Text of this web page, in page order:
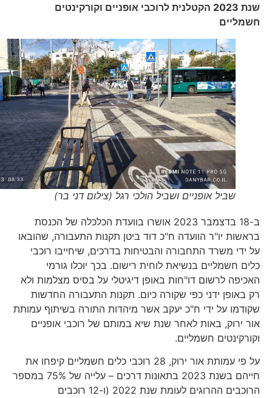
שנת 2023 הקטלנית לרוכבי אופניים וקורקינטים
חשמליים
שביל אופניים ושביל הולכי רגל (צילום דני בר)
ב-18 בדצמבר 2023 אושרו בוועדת הכלכלה של הכנסת
בראשות יו"ר הוועדה ח"כ דוד ביטן תקנות התעבורה, שהובאו
על ידי משרד התחבורה והבטיחות בדרכים, שיחייבו רוכבי
כלים חשמליים בנשיאת לוחית רישום. בכך יוכלו גורמי
האכיפה לרשום דו"חות באופן דיגיטלי על בסיס מצלמות ולא
רק באופן ידני כפי שקורה כיום. תקנות התעבורה החדשות
שקודמו על ידי ח"כ יעקב אשר מיהדות התורה בשיתוף עמותת
אור ירוק, באות לאחר שנת שיא במותם של רוכבי אופניים
וקורקינטים חשמליים.
על פי עמותת אור ירוק, 28 רוכבי כלים חשמליים קיפחו את
חייהם בשנת 2023 בתאונות דרכים – עלייה של 75% במספר
הרוכבים ההרוגים לעומת שנת 2022 (ו-12 רוכבים